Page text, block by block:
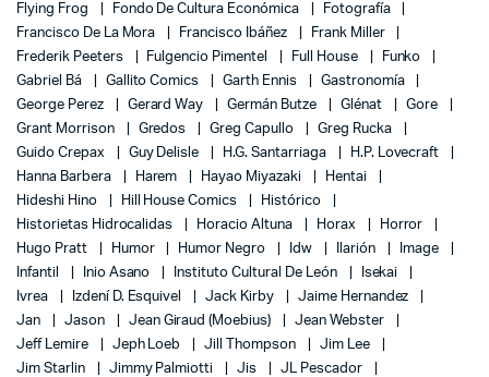
Flying Frog
Fondo De Cultura Económica
Fotografía
Francisco De La Mora
Francisco Ibáñez
Frank Miller
Frederik Peeters
Fulgencio Pimentel Full House
Funko
Gabriel Bá
Gallito Comics Garth Ennis
Gastronomía
George Perez
Gerard Way Germán Butze Glénat
Gore
Grant Morrison
Gredos Greg Capullo
Greg Rucka
Guido Crepax
Guy Delisle H.G. Santarriaga
H.P. Lovecraft
Hanna Barbera
Harem Hayao Miyazaki
Hentai
Hideshi Hino
Hill House Comics
Histórico
Historietas Hidrocalidas
Horacio Altuna Horax
Horror
Hugo Pratt
Humor Humor Negro Idw Ilarión
Image
Infantil
Inio Asano Instituto Cultural De León
Isekai
Ivrea
Izdení D. Esquivel Jack Kirby
Jaime Hernandez
Jan
Jason Jean Giraud (Moebius)
Jean Webster
Jeff Lemire
Jeph Loeb Jill Thompson
Jim Lee
Jim Starlin
Jimmy Palmiotti Jis
JL Pescador